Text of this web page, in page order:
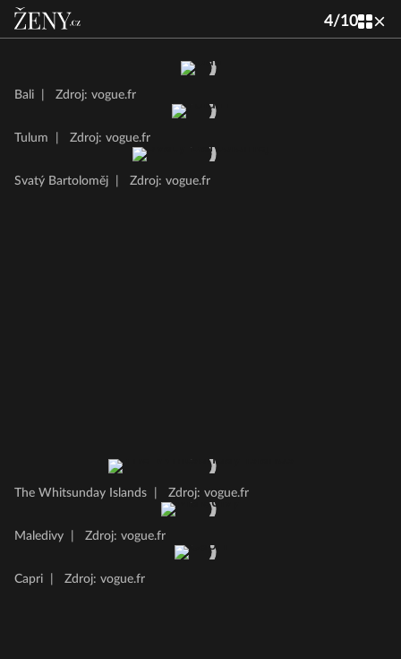
4/10
Bali Zdroj: vogue.fr
Tulum Zdroj: vogue.fr
Svatý Bartoloměj Zdroj: vogue.fr
The Whitsunday Islands Zdroj: vogue.fr
Maledivy Zdroj: vogue.fr
Capri Zdroj: vogue.fr